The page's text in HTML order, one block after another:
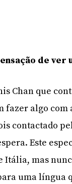
de
Chan que
fazer algo com
contactado
Este
Itália, mas
uma língua